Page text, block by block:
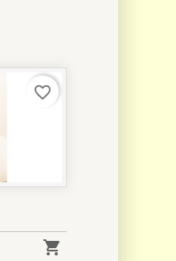

favorite_border